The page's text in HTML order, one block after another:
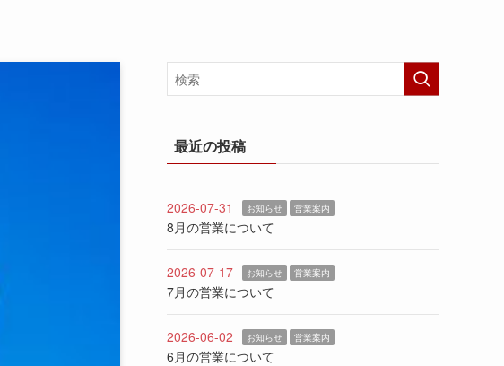
最近の投稿
2026-07-31 お知らせ 営業案内
8月の営業について
2026-07-17 お知らせ 営業案内
7月の営業について
2026-06-02 お知らせ 営業案内
6月の営業について